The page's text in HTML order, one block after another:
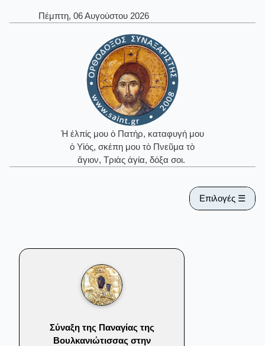
Πέμπτη, 06 Αυγούστου 2026
Ἡ ἐλπίς μου ὁ Πατήρ, καταφυγή μου
ὁ Υἱός, σκέπη μου τὸ Πνεῦμα τὸ
ἅγιον, Τριὰς ἁγία, δόξα σοι.
Επιλογές ☰
Σύναξη της Παναγίας της
Βουλκανιώτισσας στην